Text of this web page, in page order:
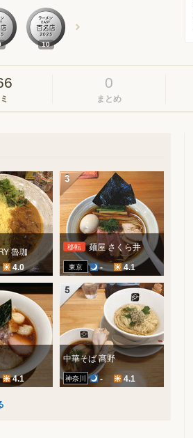
10
0
まとめ
魯珈
4.0
移転 麺屋 さくら井
東京 - 4.1
4.1
中華そば 髙野
神奈川 - 4.1